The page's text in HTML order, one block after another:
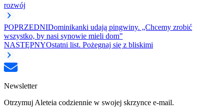
rozwój
POPRZEDNIDominikanki udają pingwiny. „Chcemy zrobić
wszystko, by nasi synowie mieli dom”
NASTĘPNYOstatni list. Pożegnaj się z bliskimi
Newsletter
Otrzymuj Aleteia codziennie w swojej skrzynce e-mail.